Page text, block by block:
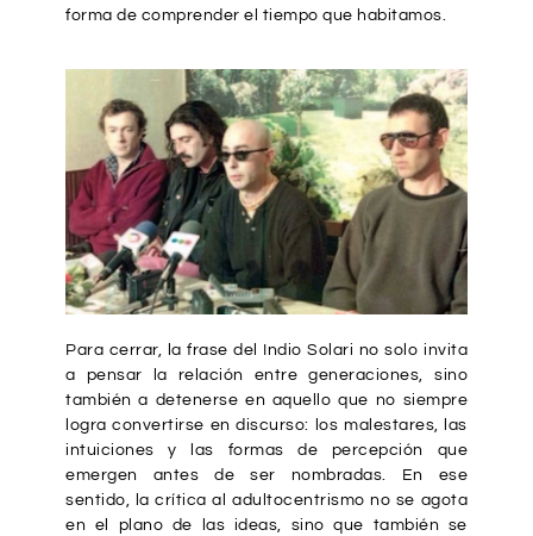
forma de comprender el tiempo que habitamos.
Para cerrar, la frase del Indio Solari no solo invita
a pensar la relación entre generaciones, sino
también a detenerse en aquello que no siempre
logra convertirse en discurso: los malestares, las
intuiciones y las formas de percepción que
emergen antes de ser nombradas. En ese
sentido, la crítica al adultocentrismo no se agota
en el plano de las ideas, sino que también se